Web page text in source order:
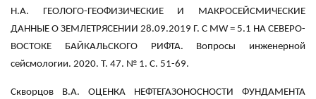
Н.А. ГЕОЛОГО-ГЕОФИЗИЧЕСКИЕ И МАКРОСЕЙСМИЧЕСКИЕ
ДАННЫЕ О ЗЕМЛЕТРЯСЕНИИ 28.09.2019 Г. С MW = 5.1 НА СЕВЕРО-
ВОСТОКЕ БАЙКАЛЬСКОГО РИФТА. Вопросы инженерной
сейсмологии. 2020. Т. 47. № 1. С. 51-69.
Скворцов В.А. ОЦЕНКА НЕФТЕГАЗОНОСНОСТИ ФУНДАМЕНТА